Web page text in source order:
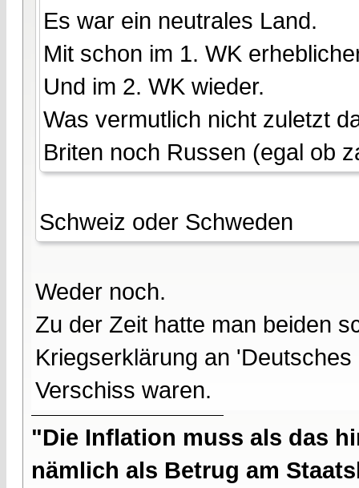
Es war ein neutrales Land.
Mit schon im 1. WK
Und im 2. WK wieder.
Was vermutlich nicht zuletzt
Briten noch Russen (egal ob
Schweiz oder Schweden
Weder noch.
Zu der Zeit hatte man beiden
Kriegserklärung an
Verschiss waren.
"Die Inflation muss als das
nämlich als Betrug am